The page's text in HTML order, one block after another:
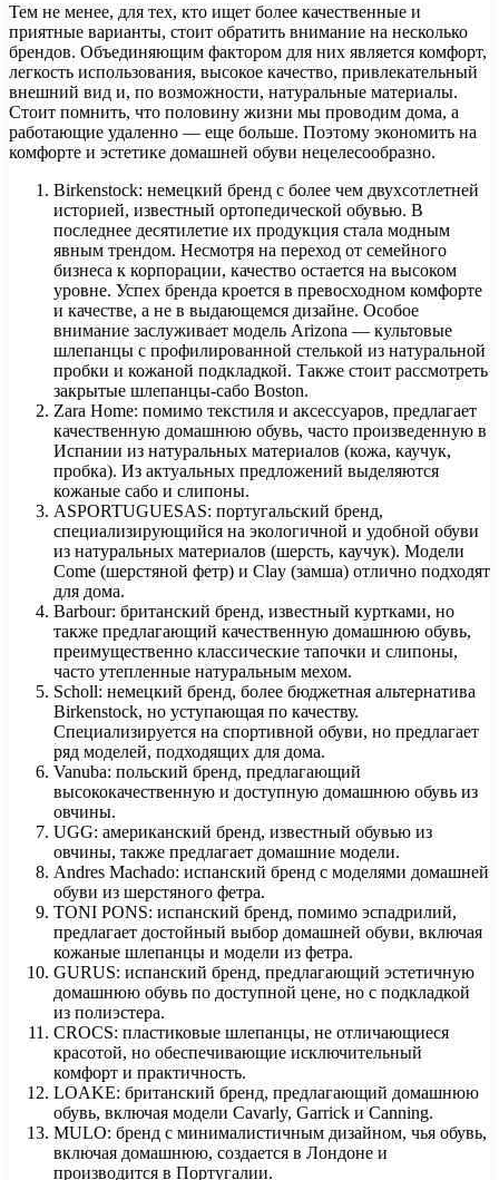
Тем не менее, для тех, кто ищет более качественные и
приятные варианты, стоит обратить внимание на несколько
брендов. Объединяющим фактором для них является комфорт,
легкость использования, высокое качество, привлекательный
внешний вид и, по возможности, натуральные материалы.
Стоит помнить, что половину жизни мы проводим дома, а
работающие удаленно — еще больше. Поэтому экономить на
комфорте и эстетике домашней обуви нецелесообразно.
Birkenstock: немецкий бренд с более чем двухсотлетней
историей, известный ортопедической обувью. В
последнее десятилетие их продукция стала модным
явным трендом. Несмотря на переход от семейного
бизнеса к корпорации, качество остается на высоком
уровне. Успех бренда кроется в превосходном комфорте
и качестве, а не в выдающемся дизайне. Особое
внимание заслуживает модель Arizona — культовые
шлепанцы с профилированной стелькой из натуральной
пробки и кожаной подкладкой. Также стоит рассмотреть
закрытые шлепанцы-сабо Boston.
Zara Home: помимо текстиля и аксессуаров, предлагает
качественную домашнюю обувь, часто произведенную в
Испании из натуральных материалов (кожа, каучук,
пробка). Из актуальных предложений выделяются
кожаные сабо и слипоны.
ASPORTUGUESAS: португальский бренд,
специализирующийся на экологичной и удобной обуви
из натуральных материалов (шерсть, каучук). Модели
Come (шерстяной фетр) и Clay (замша) отлично подходят
для дома.
Barbour: британский бренд, известный куртками, но
также предлагающий качественную домашнюю обувь,
преимущественно классические тапочки и слипоны,
часто утепленные натуральным мехом.
Scholl: немецкий бренд, более бюджетная альтернатива
Birkenstock, но уступающая по качеству.
Специализируется на спортивной обуви, но предлагает
ряд моделей, подходящих для дома.
Vanuba: польский бренд, предлагающий
высококачественную и доступную домашнюю обувь из
овчины.
UGG: американский бренд, известный обувью из
овчины, также предлагает домашние модели.
Andres Machado: испанский бренд с моделями домашней
обуви из шерстяного фетра.
TONI PONS: испанский бренд, помимо эспадрилий,
предлагает достойный выбор домашней обуви, включая
кожаные шлепанцы и модели из фетра.
GURUS: испанский бренд, предлагающий эстетичную
домашнюю обувь по доступной цене, но с подкладкой
из полиэстера.
CROCS: пластиковые шлепанцы, не отличающиеся
красотой, но обеспечивающие исключительный
комфорт и практичность.
LOAKE: британский бренд, предлагающий домашнюю
обувь, включая модели Cavarly, Garrick и Canning.
MULO: бренд с минималистичным дизайном, чья обувь,
включая домашнюю, создается в Лондоне и
производится в Португалии.